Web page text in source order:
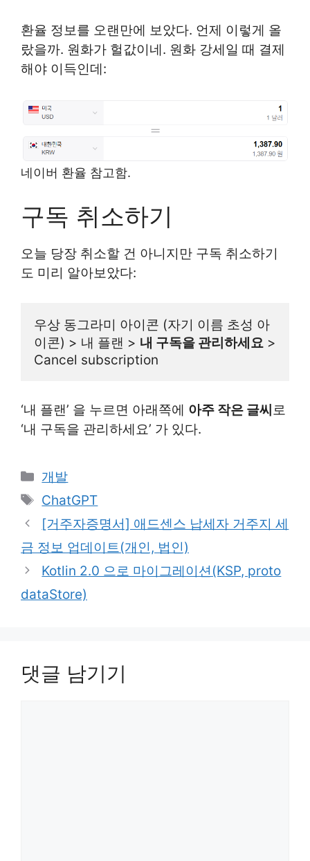
환율 정보를 오랜만에 보았다. 언제 이렇게 올
랐을까. 원화가 헐값이네. 원화 강세일 때 결제
해야 이득인데:
네이버 환율 참고함.
구독 취소하기
오늘 당장 취소할 건 아니지만 구독 취소하기
도 미리 알아보았다:
우상 동그라미 아이콘 (자기 이름 초성 아
이콘) > 내 플랜 > 내 구독을 관리하세요 >
Cancel subscription
‘내 플랜’ 을 누르면 아래쪽에 아주 작은 글씨 로
‘내 구독을 관리하세요’ 가 있다.
카
테
리
개발
태
그
ChatGPT
[거주자증명서] 애드센스 납세자 거주지 세
금 정보 업데이트(개인, 법인)
Kotlin 2.0 으로 마이그레이션(KSP, proto
dataStore)
댓글 남기기